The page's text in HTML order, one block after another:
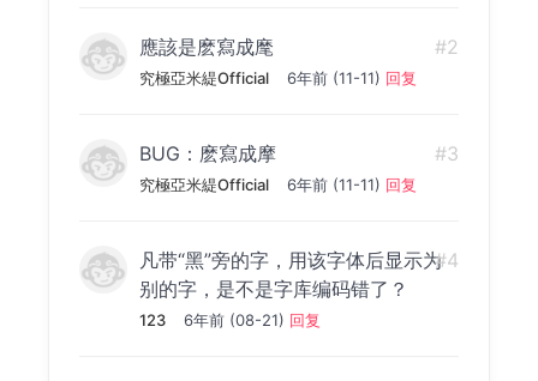
應該是麽寫成麾
究極亞米緹Official 6年前 (11-11) 回复
#2
BUG：麽寫成摩
究極亞米緹Official 6年前 (11-11) 回复
#3
凡带“黑”旁的字，用该字体后显示为
别的字，是不是字库编码错了？
123 6年前 (08-21) 回复
#4